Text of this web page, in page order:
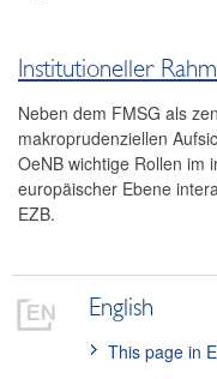
Institutioneller
Neben dem FMSG als
makroprudenziellen
OeNB wichtige Rollen im
europäischer Ebene
EZB.
English
This page in